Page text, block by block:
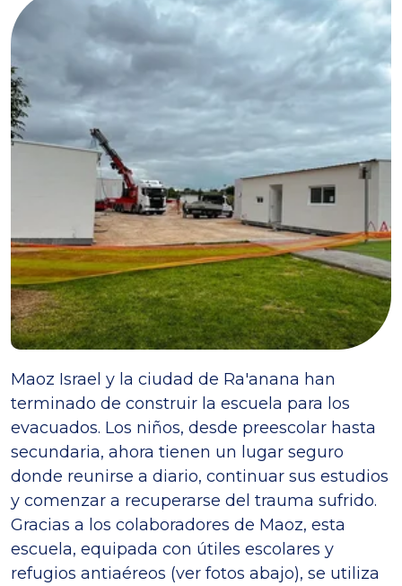
Maoz Israel y la ciudad de Ra'anana han
terminado de construir la escuela para los
evacuados. Los niños, desde preescolar hasta
secundaria, ahora tienen un lugar seguro
donde reunirse a diario, continuar sus estudios
y comenzar a recuperarse del trauma sufrido.
Gracias a los colaboradores de Maoz, esta
escuela, equipada con útiles escolares y
refugios antiaéreos (ver fotos abajo), se utiliza